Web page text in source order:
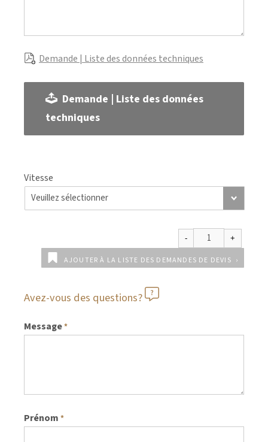
Demande | Liste des données techniques
Demande | Liste des données
techniques
Vitesse
AJOUTER À LA LISTE DES DEMANDES DE DEVIS
Avez-vous des questions?
Message*
Prénom *